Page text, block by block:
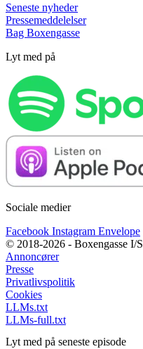
Seneste nyheder
Pressemeddelelser
Bag Boxengasse
Lyt med på
Sociale medier
Facebook Instagram Envelope
© 2018-2026 - Boxengasse I/S
Annoncører
Presse
Privatlivspolitik
Cookies
LLMs.txt
LLMs-full.txt
Lyt med på seneste episode